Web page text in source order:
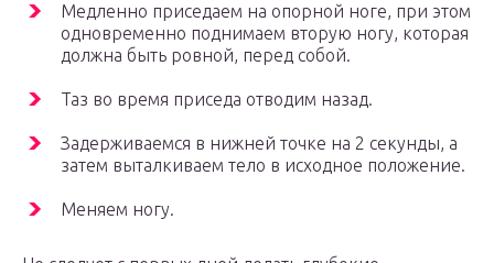
Медленно приседаем на опорной ноге, при этом
одновременно поднимаем вторую ногу, которая
должна быть ровной, перед собой.
Таз во время приседа отводим назад.
Задерживаемся в нижней точке на 2 секунды, а
затем выталкиваем тело в исходное положение.
Меняем ногу.